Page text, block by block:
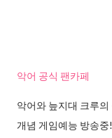
악어 공식 팬카페
악어와 늪지대 크루
개념 게임예능 방송중!